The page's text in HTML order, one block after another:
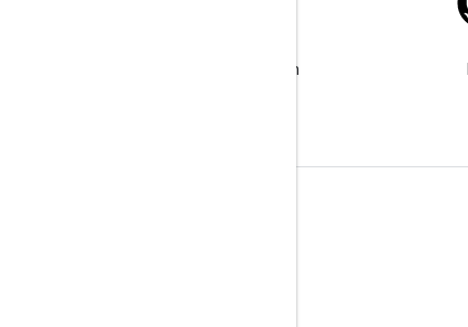
Ajukan pertanyaan dengan